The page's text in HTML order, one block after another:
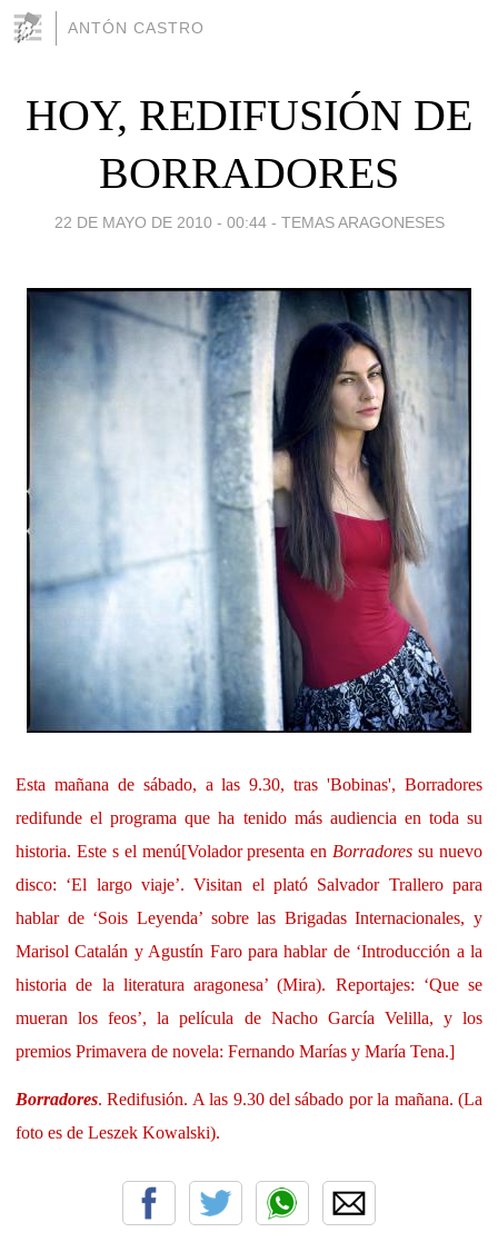
ANTÓN CASTRO
HOY, REDIFUSIÓN DE
BORRADORES
22 DE MAYO DE 2010 - 00:44 - TEMAS ARAGONESES
Esta mañana de sábado, a las 9.30, tras 'Bobinas', Borradores
redifunde el programa que ha tenido más audiencia en toda su
historia. Este s el menú[Volador presenta en Borradores su nuevo
disco: ‘El largo viaje’. Visitan el plató Salvador Trallero para
hablar de ‘Sois Leyenda’ sobre las Brigadas Internacionales, y
Marisol Catalán y Agustín Faro para hablar de ‘Introducción a la
historia de la literatura aragonesa’ (Mira). Reportajes: ‘Que se
mueran los feos’, la película de Nacho García Velilla, y los
premios Primavera de novela: Fernando Marías y María Tena.]
Borradores. Redifusión. A las 9.30 del sábado por la mañana. (La
foto es de Leszek Kowalski).